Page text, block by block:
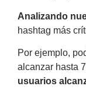
Analizando
hashtag más
Por ejemplo,
alcanzar hasta
usuarios